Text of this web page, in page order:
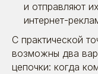
и отправляют
интернет-
С практической
возможны два
цепочки: когда